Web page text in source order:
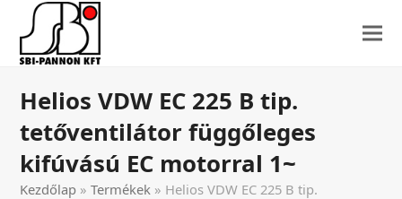
Helios VDW EC 225 B tip.
tetőventilátor függőleges
kifúvású EC motorral 1~
Kezdőlap »Termékek » Helios VDW EC 225 B tip.